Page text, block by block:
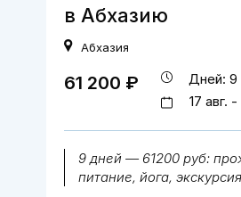
в Абхазию
Абхазия
9 дней — 61200 руб:
питание, йога,
61 200 ₽
Дней: 9
17 авг. -